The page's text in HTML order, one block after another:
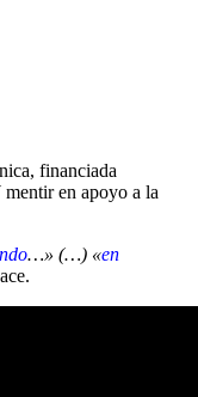
financiada
en apoyo a la
…» (…) «en